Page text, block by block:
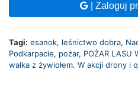
| Zaloguj
Tagi: esanok, leśnictwo dobra,
Podkarpacie, pożar, POŻAR LASU
walka z żywiołem. W akcji drony i